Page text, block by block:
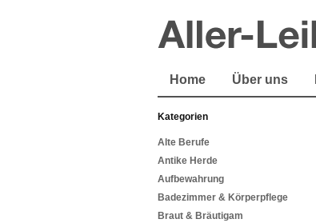
Home Über uns
Kategorien
Alte Berufe
Antike Herde
Aufbewahrung
Badezimmer & Körperpflege
Braut & Bräutigam